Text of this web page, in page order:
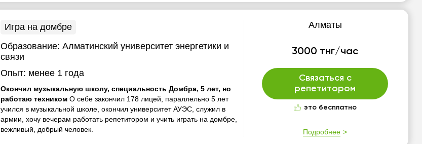
Игра на домбре
Образование: Алматинский университет энергетики и
связи
Опыт: менее 1 года
Окончил музыкальную школу, специальность Домбра, 5 лет, но
работаю техником О себе закончил 178 лицей, параллельно 5 лет
учился в музыкальной школе, окончил университет АУЭС, служил в
армии, хочу вечерам работать репетитором и учить играть на домбре,
вежливый, добрый человек.
Алматы
3000 тнг/час
Связаться с
репетитором
это бесплатно
Подробнее